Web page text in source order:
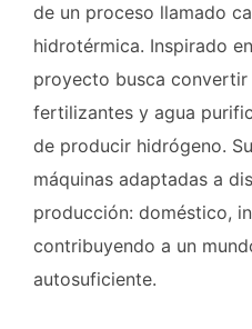
de un proceso llamado
hidrotérmica. Inspirado
proyecto busca convertir
fertilizantes y agua
de producir hidrógeno.
máquinas adaptadas a
producción: doméstico,
contribuyendo a un
autosuficiente.